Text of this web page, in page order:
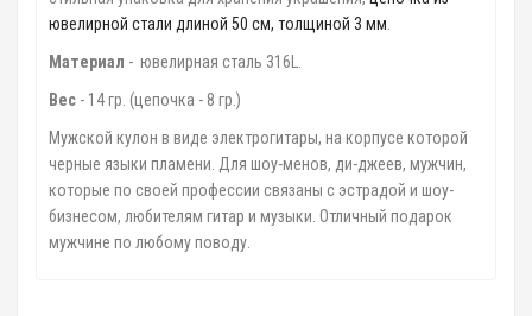
ювелирной стали длиной 50 см, толщиной 3 мм
Материал - ювелирная сталь 316L.
Вес - 14 гр. (цепочка - 8 гр.)
Мужской кулон в виде электрогитары, на корпусе которой
черные языки пламени. Для шоу-менов, ди-джеев, мужчин,
которые по своей профессии связаны с эстрадой и шоу-
бизнесом, любителям гитар и музыки. Отличный подарок
мужчине по любому поводу.